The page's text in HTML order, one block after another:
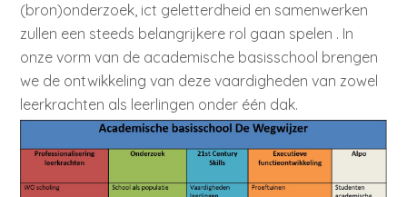
(bron)onderzoek, ict geletterdheid en samenwerken
zullen een steeds belangrijkere rol gaan spelen . In
onze vorm van de academische basisschool brengen
we de ontwikkeling van deze vaardigheden van zowel
leerkrachten als leerlingen onder één dak.